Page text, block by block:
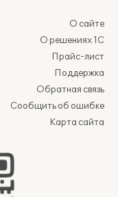
О сайте
О решениях 1С
Прайс-лист
Поддержка
Обратная связь
Сообщить об ошибке
Карта сайта